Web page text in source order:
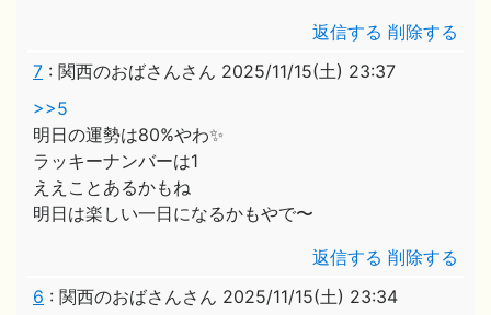
返信する 削除する
7 : 関西のおばさんさん 2025/11/15(土) 23:37
>>5
明日の運勢は80%やわ✨
ラッキーナンバーは1
ええことあるかもね
明日は楽しい一日になるかもやで〜
返信する 削除する
6 : 関西のおばさんさん 2025/11/15(土) 23:34